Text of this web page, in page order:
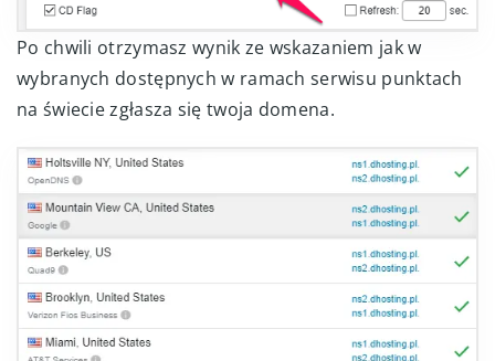
Po chwili otrzymasz wynik ze wskazaniem jak w
wybranych dostępnych w ramach serwisu punktach
na świecie zgłasza się twoja domena.